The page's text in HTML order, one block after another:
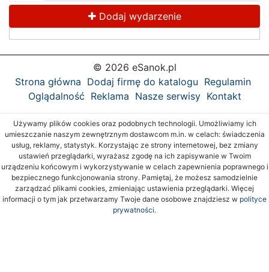
Dodaj wydarzenie
© 2026 eSanok.pl
Strona główna Dodaj firmę do katalogu Regulamin
Oglądalność Reklama Nasze serwisy Kontakt
Używamy plików cookies oraz podobnych technologii. Umożliwiamy ich
umieszczanie naszym zewnętrznym dostawcom m.in. w celach: świadczenia
usług, reklamy, statystyk. Korzystając ze strony internetowej, bez zmiany
ustawień przeglądarki, wyrażasz zgodę na ich zapisywanie w Twoim
urządzeniu końcowym i wykorzystywanie w celach zapewnienia poprawnego i
bezpiecznego funkcjonowania strony. Pamiętaj, że możesz samodzielnie
zarządzać plikami cookies, zmieniając ustawienia przeglądarki. Więcej
informacji o tym jak przetwarzamy Twoje dane osobowe znajdziesz w polityce
prywatności.